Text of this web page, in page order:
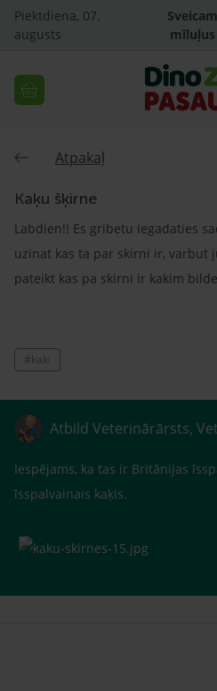
Piektdiena, 07.
augusts
Sveicam
mīluļus
Atpakaļ
Kaķu šķirne
Labdien!! Es gribetu iegadaties
uzinat kas ta par skirni ir, varbut
pateikt kas pa skirni ir kakim
#kaki
Atbild Veterinārārsts,
Iespējams, ka tas ir Britānijas
īsspalvainais kaķis.